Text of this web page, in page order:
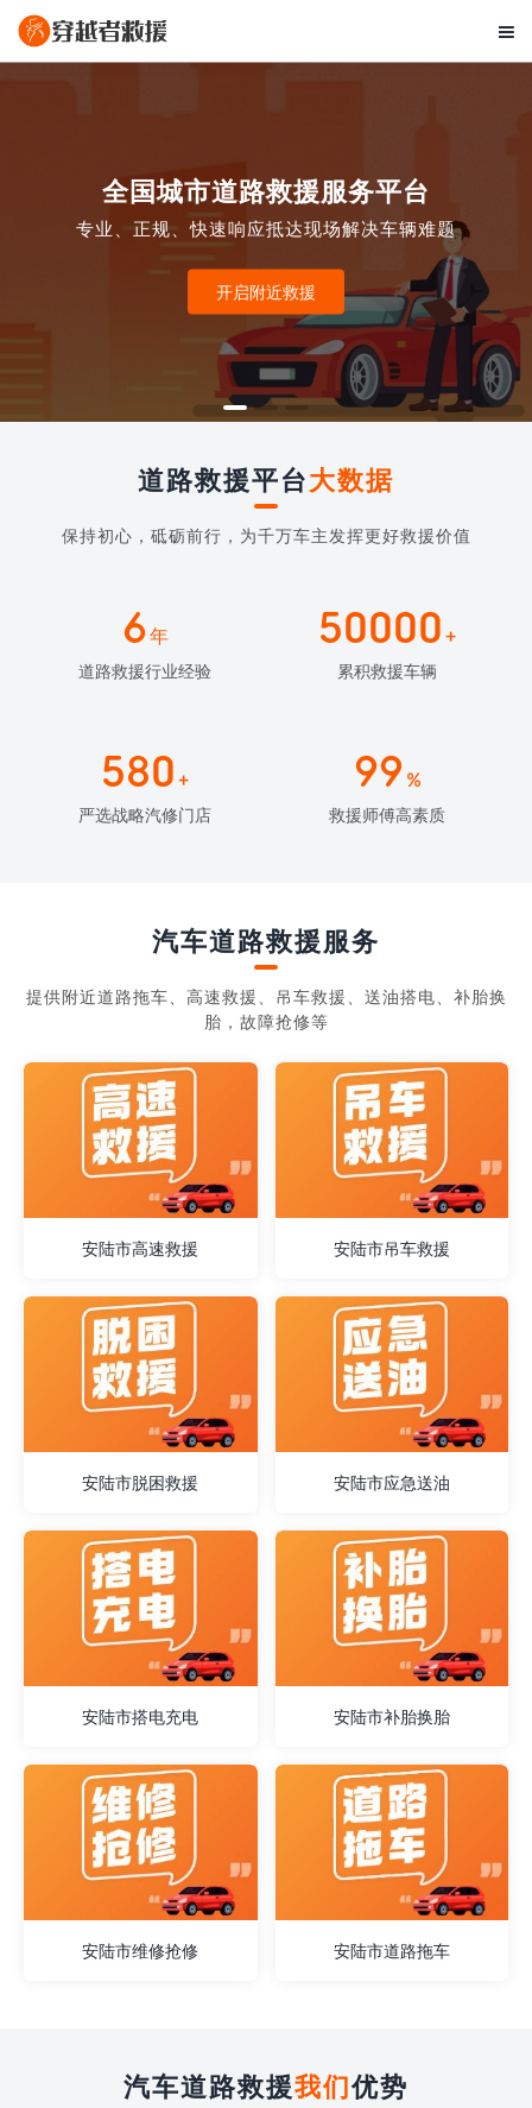

全国城市道路救援服务平台
专业、正规、快速响应抵达现场解决车辆难题
开启附近救援
道路救援平台大数据
保持初心，砥砺前行，为千万车主发挥更好救援价值
6年
道路救援行业经验
50000 +
累积救援车辆
580 +
严选战略汽修门店
99 %
救援师傅高素质
汽车道路救援服务
提供附近道路拖车、高速救援、吊车救援、送油搭电、补胎换
胎，故障抢修等
安陆市高速救援 安陆市吊车救援
安陆市脱困救援 安陆市应急送油
安陆市搭电充电 安陆市补胎换胎
安陆市维修抢修 安陆市道路拖车
汽车道路救援我们优势